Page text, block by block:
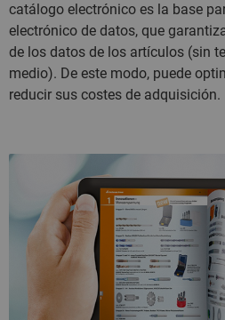
catálogo electrónico es la base
electrónico de datos, que
de los datos de los artículos (sin
medio). De este modo, puede
reducir sus costes de adquisición.